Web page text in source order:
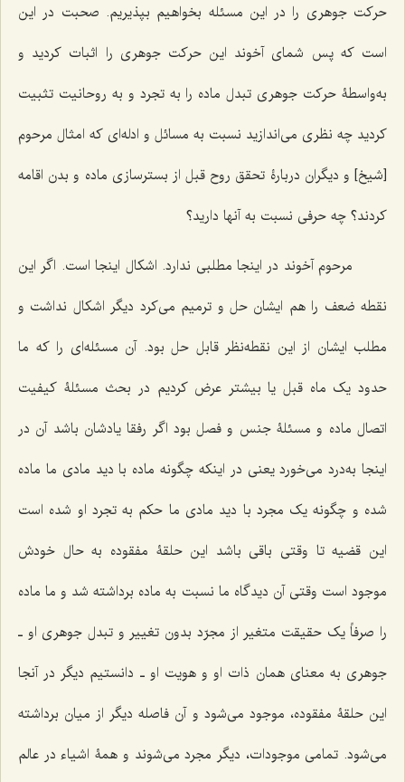
حرکت جوهرى را در این مسئله بخواهیم بپذیریم. صحبت در این
است که پس شماى آخوند این حرکت جوهرى را اثبات کردید و
به‌واسطۀ حرکت جوهرى تبدل ماده را به تجرد و به روحانیت تثبیت
کردید چه نظرى مى‌اندازید نسبت به مسائل و ادله‌اى که امثال مرحوم
[شیخ] و دیگران دربارۀ تحقق روح قبل از بسترسازى ماده و بدن اقامه
کردند؟ چه حرفى نسبت به آنها دارید؟
مرحوم آخوند در اینجا مطلبى ندارد. اشکال اینجا است. اگر این
نقطه ضعف را هم ایشان حل و ترمیم مى‌کرد دیگر اشکال نداشت و
مطلب ایشان از این نقطه‌نظر قابل حل بود. آن مسئله‌اى را که ما
حدود یک ماه قبل یا بیشتر عرض کردیم در بحث مسئلۀ کیفیت
اتصال ماده و مسئلۀ جنس و فصل بود اگر رفقا یادشان باشد آن در
اینجا به‌درد مى‌خورد یعنى در اینکه چگونه ماده با دید مادى ما ماده
شده و چگونه یک مجرد با دید مادى ما حکم به تجرد او شده است
این قضیه تا وقتى باقى باشد این حلقۀ مفقوده به حال خودش
موجود است وقتى آن دیدگاه ما نسبت به ماده برداشته شد و ما ماده
را صرفاً یک حقیقت متغیر از مجرّد بدون تغییر و تبدل جوهرى او ـ
جوهرى به معناى همان ذات او و هویت او ـ دانستیم دیگر در آنجا
این حلقۀ مفقوده، موجود می‌شود و آن فاصله دیگر از میان برداشته
مى‌شود. تمامى ‌موجودات، دیگر مجرد مى‌شوند و همۀ اشیاء در عالم